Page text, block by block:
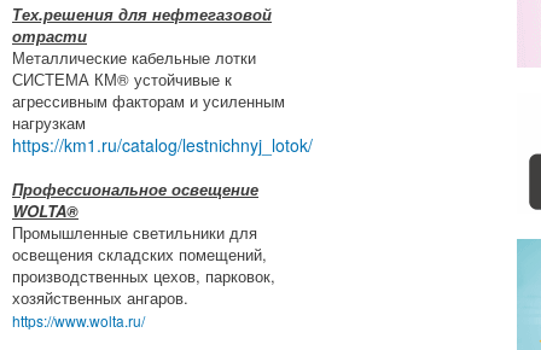
Тех.решения для нефтегазовой
отрасти
Металлические кабельные лотки
СИСТЕМА КМ® устойчивые к
агрессивным факторам и усиленным
нагрузкам
https://km1.ru/catalog/lestnichnyj_lotok/
Профессиональное освещение
WOLTA®
Промышленные светильники для
освещения складских помещений,
производственных цехов, парковок,
хозяйственных ангаров.
https://www.wolta.ru/